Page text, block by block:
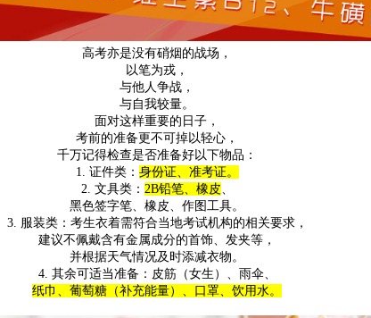
高考亦是没有硝烟的战场，
以笔为戎，
与他人争战，
与自我较量。
面对这样重要的日子，
考前的准备更不可掉以轻心，
千万记得检查是否准备好以下物品：
1. 证件类： 身份证、准考证。
2. 文具类： 2B铅笔、橡皮
黑色签字笔、橡皮、作图工具。
3. 服装类：考生衣着需符合当地考试机构的相关要求，
建议不佩戴含有金属成分的首饰、发夹等，
并根据天气情况及时添减衣物。
4. 其余可适当准备：皮筋（女生）、雨伞、
纸巾、 葡萄糖（补充能量） 、口罩、饮用水。